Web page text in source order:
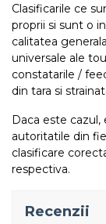
Clasificarile ce
proprii si sunt o
calitatea
universale ale
constatarile /
din tara si
Daca este
autoritatile din
clasificare
respectiva.
Recenzii